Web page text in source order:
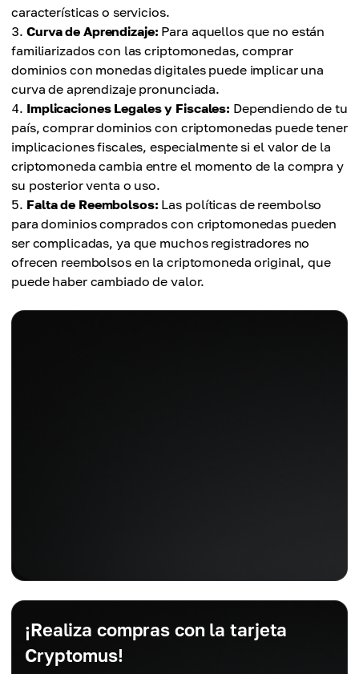
características o servicios.
Curva de Aprendizaje: Para aquellos que no están
familiarizados con las criptomonedas, comprar
dominios con monedas digitales puede implicar una
curva de aprendizaje pronunciada.
Implicaciones Legales y Fiscales: Dependiendo de tu
país, comprar dominios con criptomonedas puede tener
implicaciones fiscales, especialmente si el valor de la
criptomoneda cambia entre el momento de la compra y
su posterior venta o uso.
Falta de Reembolsos: Las políticas de reembolso
para dominios comprados con criptomonedas pueden
ser complicadas, ya que muchos registradores no
ofrecen reembolsos en la criptomoneda original, que
puede haber cambiado de valor.
¡Realiza compras con la tarjeta
Cryptomus!